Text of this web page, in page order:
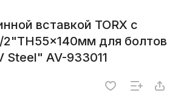
вставкой TORX с
2"TH55x140мм для болтов
Steel" AV-933011